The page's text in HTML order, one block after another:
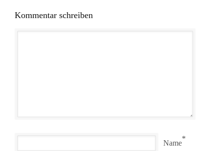
Kommentar schreiben
Name
*